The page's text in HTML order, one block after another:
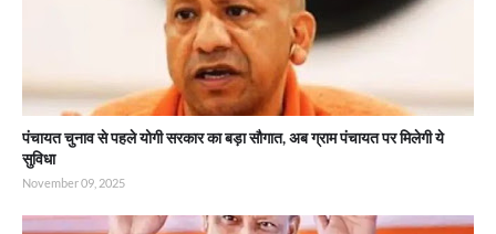
पंचायत चुनाव से पहले योगी सरकार का बड़ा सौगात, अब ग्राम पंचायत पर मिलेगी ये
सुविधा
November 09, 2025